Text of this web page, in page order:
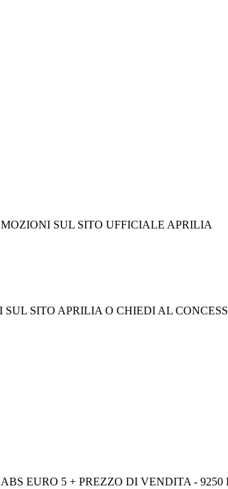
SUL SITO UFFICIALE APRILIA
SITO APRILIA O CHIEDI AL
EURO 5 + PREZZO DI VENDITA - 9250